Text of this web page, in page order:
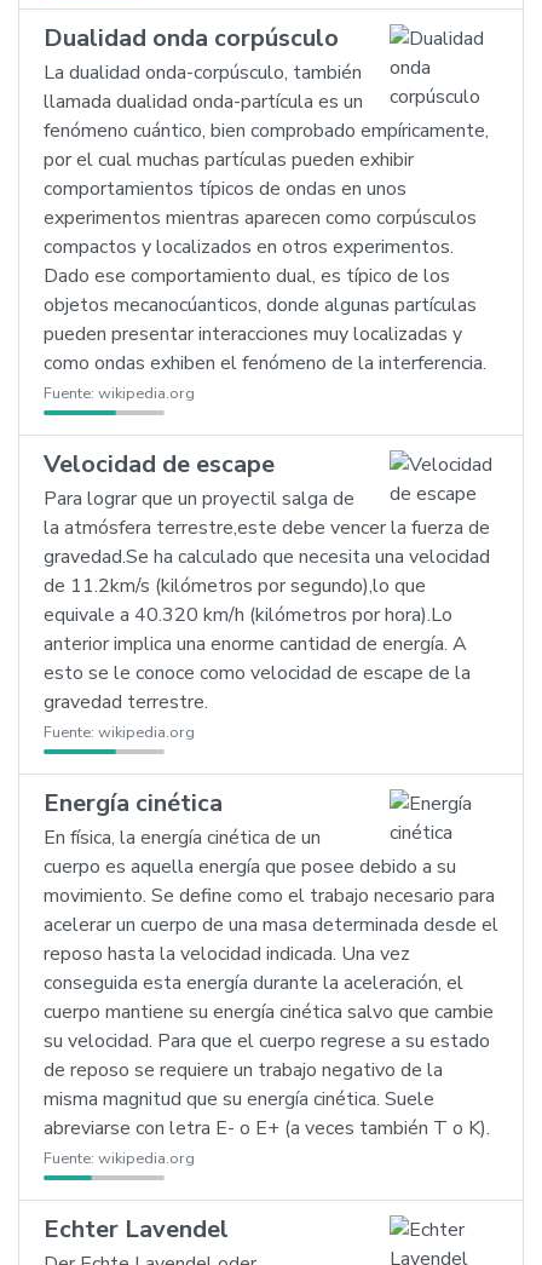
Dualidad onda corpúsculo
La dualidad onda-corpúsculo, también
llamada dualidad onda-partícula es un
fenómeno cuántico, bien comprobado empíricamente,
por el cual muchas partículas pueden exhibir
comportamientos típicos de ondas en unos
experimentos mientras aparecen como corpúsculos
compactos y localizados en otros experimentos.
Dado ese comportamiento dual, es típico de los
objetos mecanocúanticos, donde algunas partículas
pueden presentar interacciones muy localizadas y
como ondas exhiben el fenómeno de la interferencia.
Fuente: wikipedia.org
Velocidad de escape
Para lograr que un proyectil salga de
la atmósfera terrestre,este debe vencer la fuerza de
gravedad.Se ha calculado que necesita una velocidad
de 11.2km/s (kilómetros por segundo),lo que
equivale a 40.320 km/h (kilómetros por hora).Lo
anterior implica una enorme cantidad de energía. A
esto se le conoce como velocidad de escape de la
gravedad terrestre.
Fuente: wikipedia.org
Energía cinética
En física, la energía cinética de un
cuerpo es aquella energía que posee debido a su
movimiento. Se define como el trabajo necesario para
acelerar un cuerpo de una masa determinada desde el
reposo hasta la velocidad indicada. Una vez
conseguida esta energía durante la aceleración, el
cuerpo mantiene su energía cinética salvo que cambie
su velocidad. Para que el cuerpo regrese a su estado
de reposo se requiere un trabajo negativo de la
misma magnitud que su energía cinética. Suele
abreviarse con letra E- o E+ (a veces también T o K).
Fuente: wikipedia.org
Echter Lavendel